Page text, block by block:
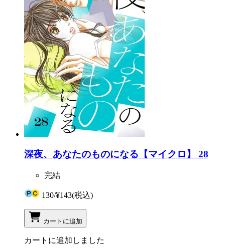
深夜、あなたのものになる【マイクロ】 28
完結
130/¥143(税込)
カートに追加
カートに追加しました